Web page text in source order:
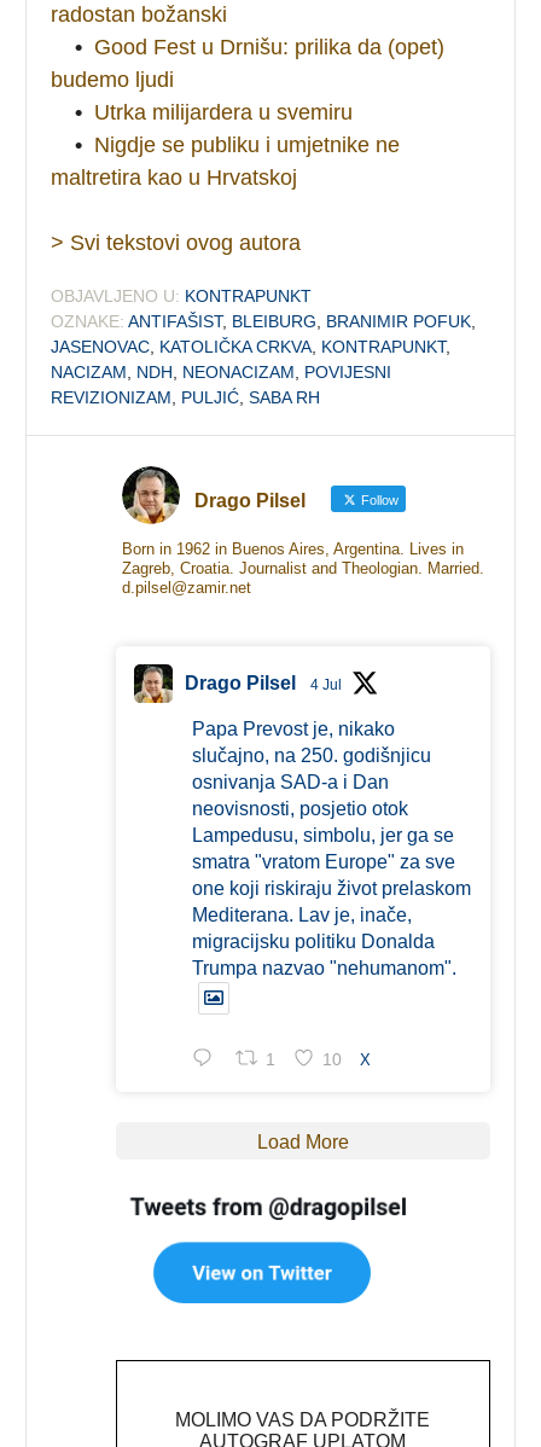
radostan božanski
• Good Fest u Drnišu: prilika da (opet)
budemo ljudi
• Utrka milijardera u svemiru
• Nigdje se publiku i umjetnike ne
maltretira kao u Hrvatskoj
> Svi tekstovi ovog autora
OBJAVLJENO U: KONTRAPUNKT
OZNAKE: ANTIFAŠIST, BLEIBURG BRANIMIR POFUK
JASENOVAC KATOLIČKA CRKVA KONTRAPUNKT,
NACIZAM
NDH NEONACIZAM
POVIJESNI
REVIZIONIZAM
PULJIĆ ,SABA RH
Drago Pilsel Follow
Born in 1962 in Buenos Aires, Argentina. Lives in
Zagreb, Croatia. Journalist and Theologian. Married.
d.pilsel@zamir.net
Drago Pilsel 4 Jul
Papa Prevost je, nikako
slučajno, na 250. godišnjicu
osnivanja SAD-a i Dan
neovisnosti, posjetio otok
Lampedusu, simbolu, jer ga se
smatra "vratom Europe" za sve
one koji riskiraju život prelaskom
Mediterana. Lav je, inače,
migracijsku politiku Donalda
Trumpa nazvao "nehumanom".
1 10 X
Load More
MOLIMO VAS DA PODRŽITE
AUTOGRAF UPLATOM